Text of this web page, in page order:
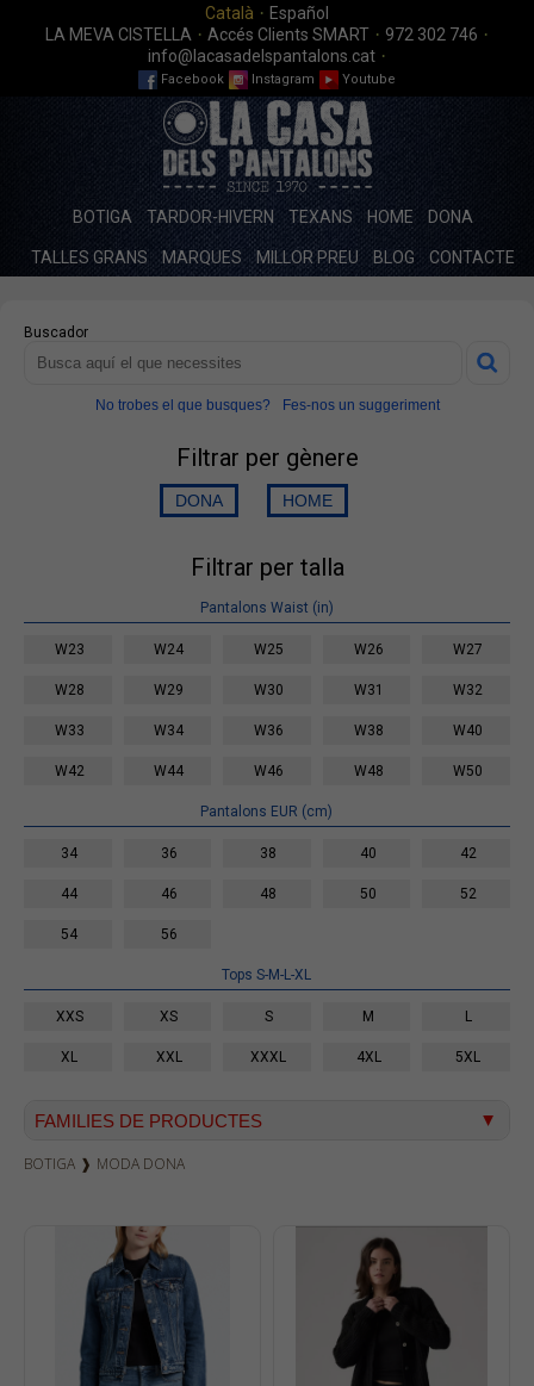
Català · Español
LA MEVA CISTELLA · Accés Clients SMART · 972 302 746 ·
info@lacasadelspantalons.cat ·
Facebook Instagram Youtube
BOTIGA TARDOR-HIVERN TEXANS HOME DONA
TALLES GRANS MARQUES MILLOR PREU BLOG CONTACTE
Buscador
No trobes el que busques? Fes-nos un suggeriment
Filtrar per gènere
Filtrar per talla
Pantalons Waist (in)
W23 W24 W25 W26 W27
W28 W29 W30 W31 W32
W33 W34 W36 W38 W40
W42 W44 W46 W48 W50
Pantalons EUR (cm)
34 36 38 40 42
44 46 48 50 52
54 56
Tops S-M-L-XL
XXS XS S M L
XL XXL XXXL 4XL 5XL
FAMILIES DE PRODUCTES
Texà home
Dockers
Pana home
Samarretes
Bermudes
BOTIGA ❱ MODA DONA